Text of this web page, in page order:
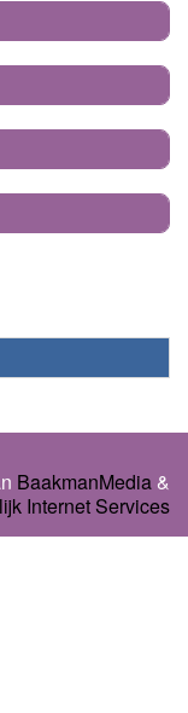
BaakmanMedia &
Internet Services